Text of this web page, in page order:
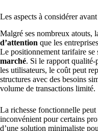
Les aspects à considérer
Malgré ses nombreux atouts,
d’attention que les
Le positionnement tarifaire se
marché. Si le rapport qualité-
les utilisateurs, le coût peut
structures avec des besoins
volume de transactions limité.
La richesse fonctionnelle
inconvénient pour certains
d’une solution minimaliste